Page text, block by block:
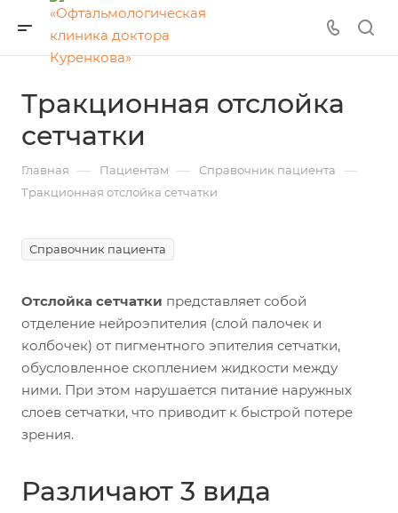
Тракционная отслойка
сетчатки
Главная — Пациентам — Справочник пациента —
Тракционная отслойка сетчатки
Справочник пациента
Отслойка сетчатки представляет собой
отделение нейроэпителия (слой палочек и
колбочек) от пигментного эпителия сетчатки,
обусловленное скоплением жидкости между
ними. При этом нарушается питание наружных
слоев сетчатки, что приводит к быстрой потере
зрения.
Различают 3 вида